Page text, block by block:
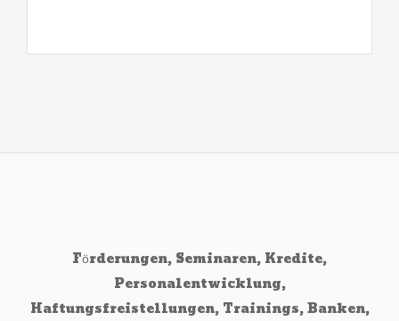
Förderungen, Seminaren, Kredite,
Personalentwicklung,
Haftungsfreistellungen, Trainings, Banken,